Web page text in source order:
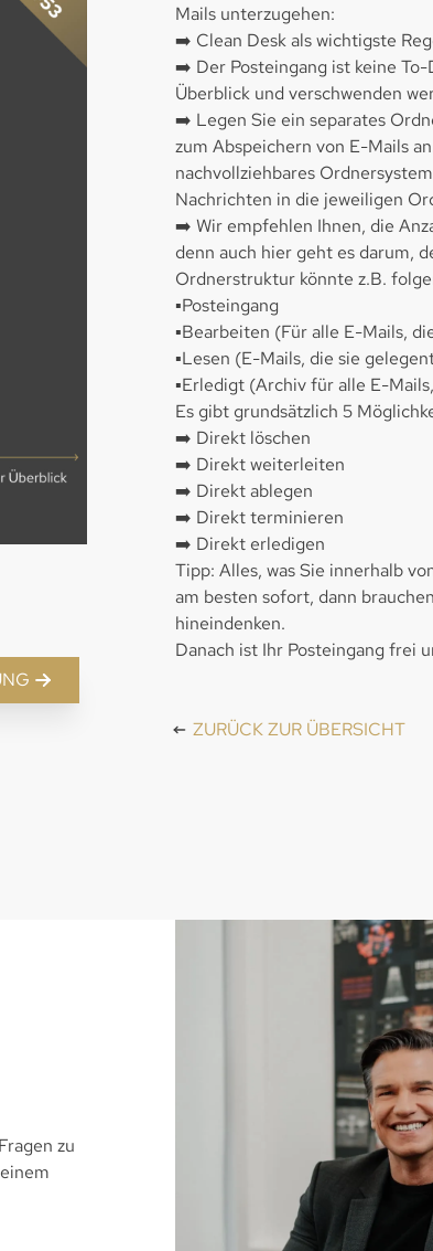
Mails unterzugehen:
➡️ Clean Desk als wichtigste
➡️ Der Posteingang ist keine
Überblick und verschwenden
➡️ Legen Sie ein separates
zum Abspeichern von E-Mails
nachvollziehbares
Nachrichten in die jeweiligen
➡️ Wir empfehlen Ihnen, die
denn auch hier geht es darum,
Ordnerstruktur könnte z.B.
▪️Posteingang
▪️Bearbeiten (Für alle E-Mails,
▪️Lesen (E-Mails, die sie
▪️Erledigt (Archiv für alle E-
Es gibt grundsätzlich 5
➡️ Direkt löschen
➡️ Direkt weiterleiten
➡️ Direkt ablegen
➡️ Direkt terminieren
➡️ Direkt erledigen
Tipp: Alles, was Sie innerhalb
am besten sofort, dann
hineindenken.
Danach ist Ihr Posteingang frei
ZURÜCK ZUR ÜBERSICHT
zu